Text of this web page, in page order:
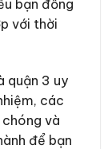
bạn đồng
với thời
quận 3 uy
các
và
để bạn